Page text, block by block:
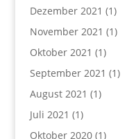
Dezember 2021 (1)
November 2021 (1)
Oktober 2021 (1)
September 2021 (1)
August 2021 (1)
Juli 2021 (1)
Oktober 2020(1)